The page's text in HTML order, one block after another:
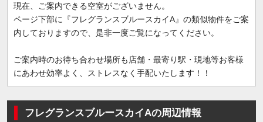
現在、ご案内できる空室がございません。
ページ下部に『フレグランスブルースカイA』の類似物件をご案
内しておりますので、是非一度ご覧になってください。
ご案内時のお待ち合わせ場所も店舗・最寄り駅・現地等お客様
にあわせ効率よく、ストレスなく手配いたします！！
フレグランスブルースカイAの周辺情報